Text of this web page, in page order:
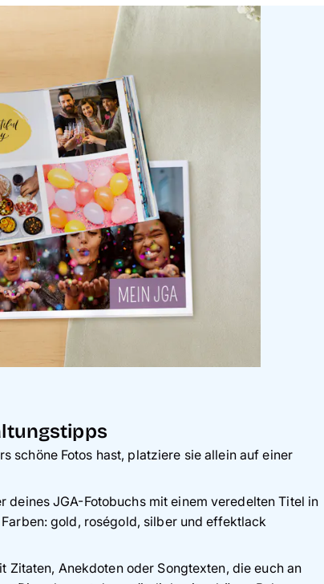
schöne Fotos hast, platziere sie allein auf einer
deines JGA-Fotobuchs mit einem veredelten Titel in
gold, roségold, silber und effektlack
Zitaten, Anekdoten oder Songtexten, die euch an